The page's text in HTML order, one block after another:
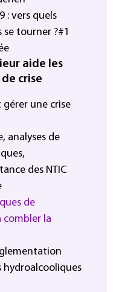
: vers quels
tourner ?#1
aide les
crise
gérer une crise
analyses de
des NTIC
de
combler la
hydroalcooliques